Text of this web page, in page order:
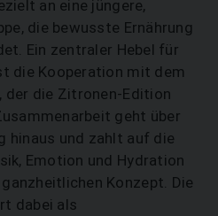
an eine jüngere,
die bewusste Ernährung
Ein zentraler Hebel für
die Kooperation mit dem
der die Zitronen-Edition
geht über
hinaus und zahlt auf die
Emotion und Hydration
Konzept. Die
dabei als